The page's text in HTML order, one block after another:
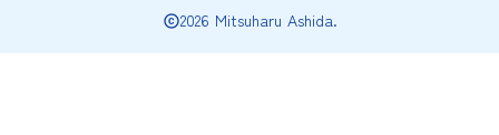
copyright2026 Mitsuharu Ashida.